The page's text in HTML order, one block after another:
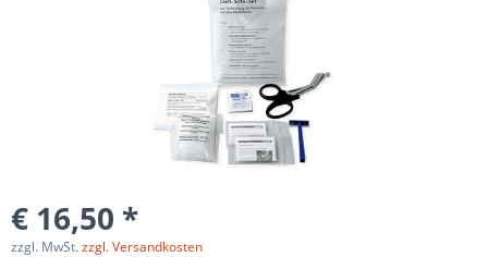
€ 16,50 *
zzgl. MwSt.zzgl. Versandkosten